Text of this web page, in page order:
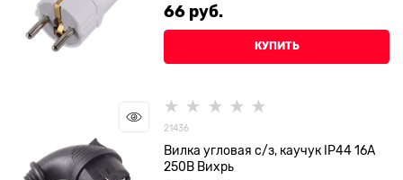
66 руб.
КУПИТЬ
21436
Вилка угловая с/з, каучук IP44 16А
250В Вихрь